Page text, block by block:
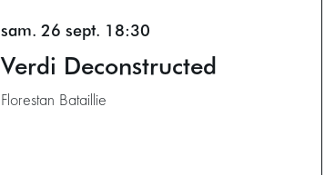
Verdi Deconstructed
Florestan Bataillie
sam. 26 sept. 18:30